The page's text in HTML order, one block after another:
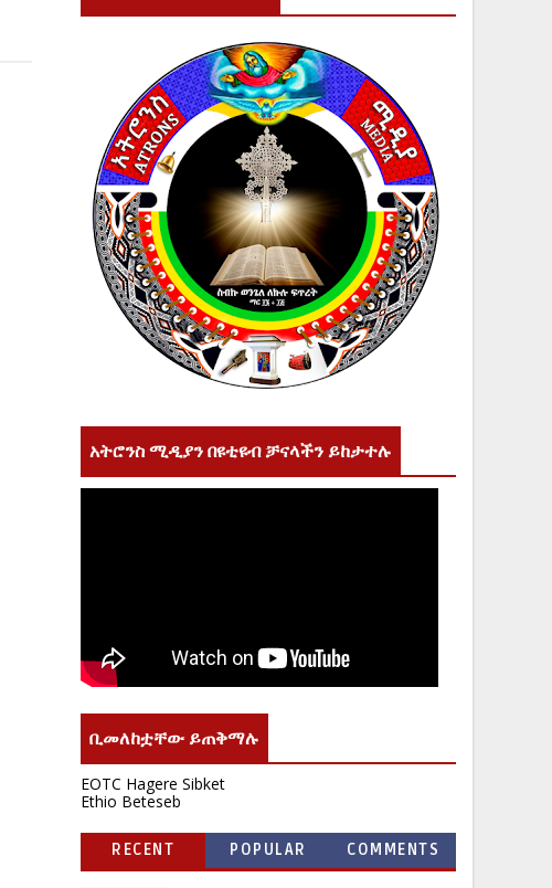
አትሮንስ ሚዲያን በዩቲዩብ ቻናላችን ይከታተሉ
ቢመለከቷቸው ይጠቅማሉ
EOTC Hagere Sibket
Ethio Beteseb
RECENT POPULAR COMMENTS